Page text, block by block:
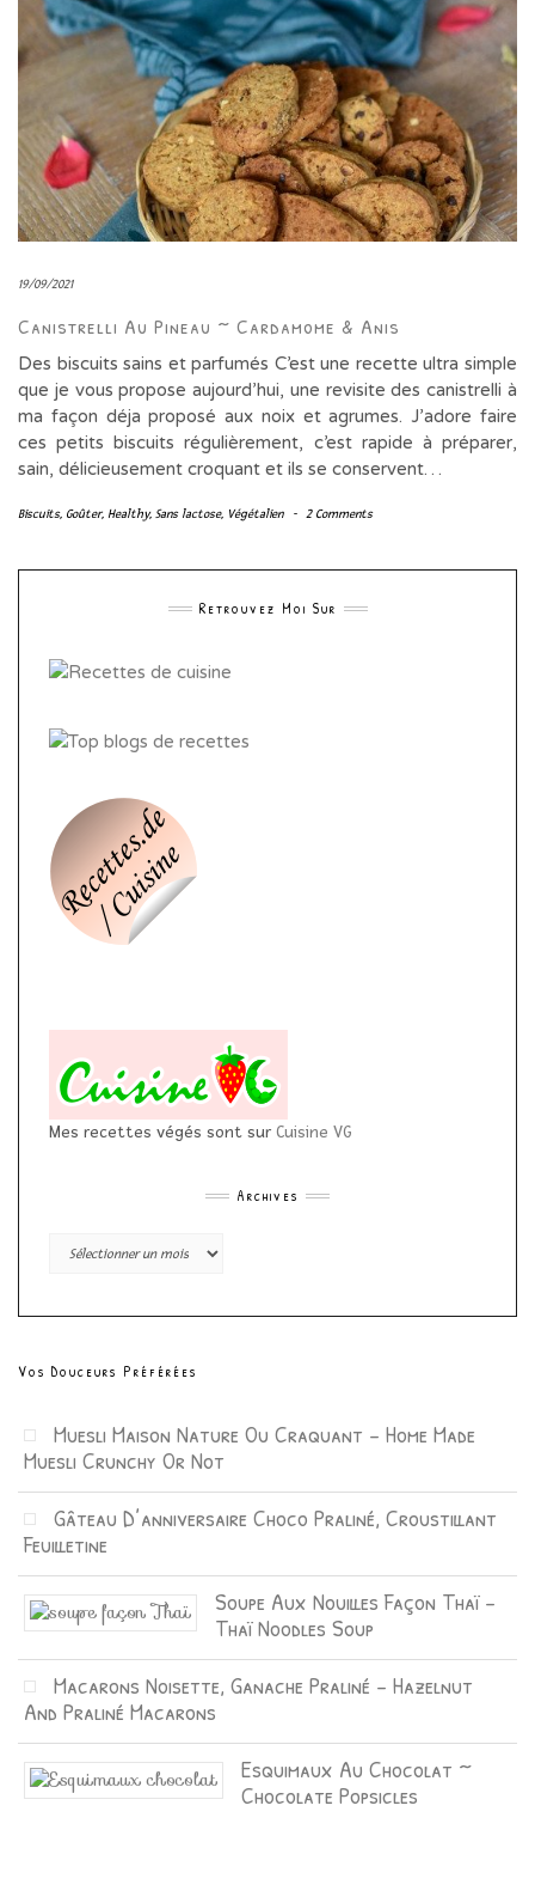
19/09/2021
Canistrelli Au Pineau ~ Cardamome & Anis
Des biscuits sains et parfumés C’est une recette ultra simple
que je vous propose aujourd’hui, une revisite des canistrelli à
ma façon déja proposé aux noix et agrumes. J’adore faire
ces petits biscuits régulièrement, c’est rapide à préparer,
sain, délicieusement croquant et ils se conservent…
Biscuits, Goûter, Healthy, Sans lactose, Végétalien - 2 Comments
Retrouvez Moi Sur
Mes recettes végés sont sur Cuisine VG
Archives
Archives
Vos Douceurs Préférées
Muesli Maison Nature Ou Craquant – Home Made
Muesli Crunchy Or Not
Gâteau D’anniversaire Choco Praliné, Croustillant
Feuilletine
Soupe Aux Nouilles Façon Thaï –
Thaï Noodles Soup
Macarons Noisette, Ganache Praliné – Hazelnut
And Praliné Macarons
Esquimaux Au Chocolat ~
Chocolate Popsicles